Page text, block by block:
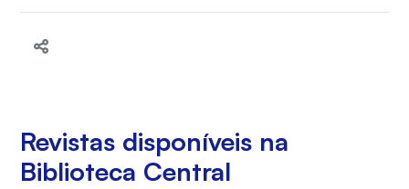
Revistas disponíveis na
Biblioteca Central